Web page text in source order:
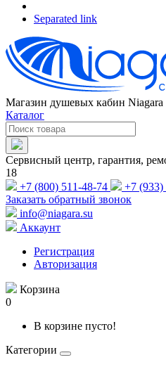
Separated link
Магазин душевых кабин
Каталог
Сервисный центр, гарантия,
18
+7 (800) 511-48-74
+7 (933)
Заказать обратный звонок
info@niagara.su
Аккаунт
Регистрация
Авторизация
Корзина
0
В корзине пусто!
Категории